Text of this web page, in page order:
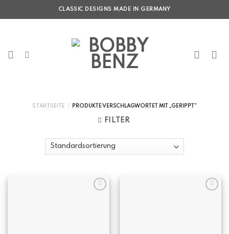
CLASSIC DESIGNS MADE IN GERMANY
STARTSEITE / PRODUKTE VERSCHLAGWORTET MIT „GERIPPT“
FILTER